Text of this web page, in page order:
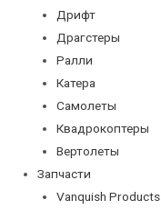
Дрифт
Драгстеры
Ралли
Катера
Самолеты
Квадрокоптеры
Вертолеты
Запчасти
Vanquish Products